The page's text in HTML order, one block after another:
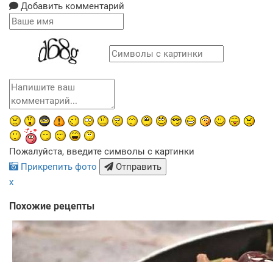
Добавить комментарий
Пожалуйста, введите символы с картинки
Прикрепить фото
Отправить
x
Похожие рецепты